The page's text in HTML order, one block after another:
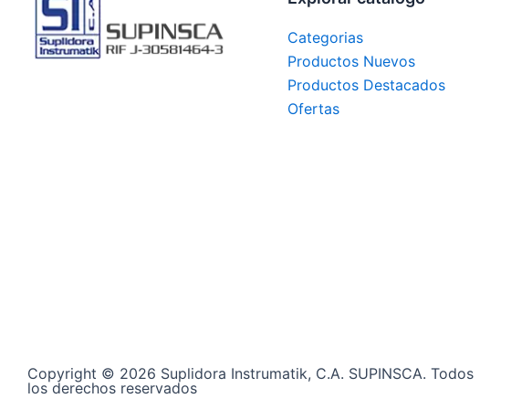
Categorias
Productos Nuevos
Productos Destacados
Ofertas
Copyright © 2026 Suplidora Instrumatik, C.A. SUPINSCA. Todos
los derechos reservados